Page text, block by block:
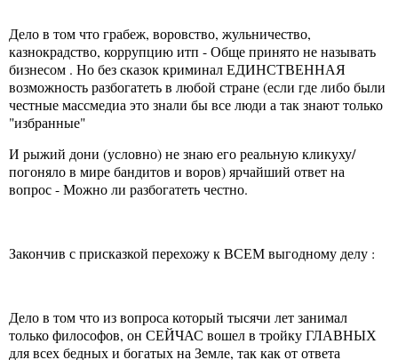
Дело в том что грабеж, воровство, жульничество,
казнокрадство, коррупцию итп - Обще принято не называть
бизнесом . Но без сказок криминал ЕДИНСТВЕННАЯ
возможность разбогатеть в любой стране (если где либо были
честные массмедиа это знали бы все люди а так знают только
"избранные"
И рыжий дони (условно) не знаю его реальную кликуху/
погоняло в мире бандитов и воров) ярчайший ответ на
вопрос - Можно ли разбогатеть честно.
Закончив с присказкой перехожу к ВСЕМ выгодному делу :
Дело в том что из вопроса который тысячи лет занимал
только философов, он СЕЙЧАС вошел в тройку ГЛАВНЫХ
для всех бедных и богатых на Земле, так как от ответа